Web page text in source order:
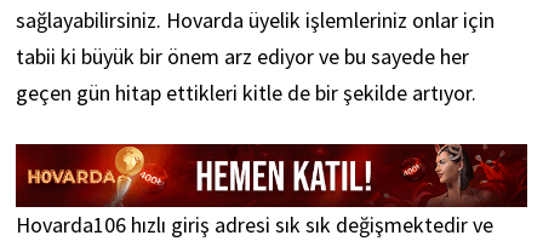
sağlayabilirsiniz. Hovarda üyelik işlemleriniz onlar için
tabii ki büyük bir önem arz ediyor ve bu sayede her
geçen gün hitap ettikleri kitle de bir şekilde artıyor.
Hovarda106 hızlı giriş adresi sık sık değişmektedir ve